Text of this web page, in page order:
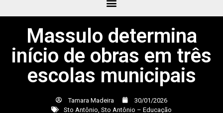
Massulo determina
início de obras em três
escolas municipais
Tamara Madeira
30/01/2026
Sto Antônio Sto Antônio – Educação